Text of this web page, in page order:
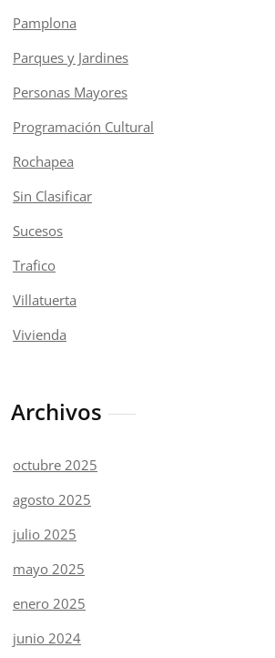
Pamplona
Parques y Jardines
Personas Mayores
Programación Cultural
Rochapea
Sin Clasificar
Sucesos
Trafico
Villatuerta
Vivienda
Archivos
octubre 2025
agosto 2025
julio 2025
mayo 2025
enero 2025
junio 2024